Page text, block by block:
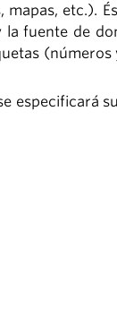
etc.).
fuente de
especificará